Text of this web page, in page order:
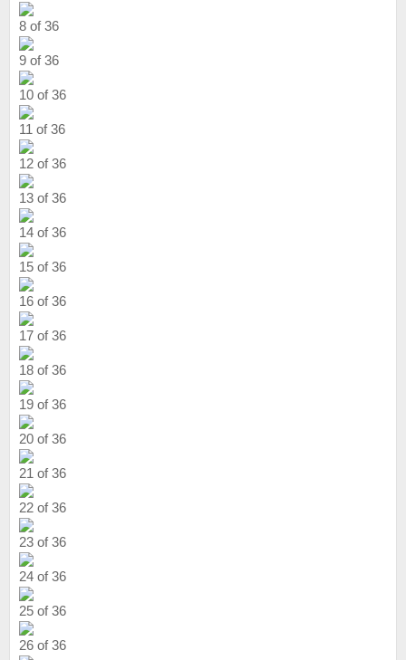
8 of 36
9 of 36
10 of 36
11 of 36
12 of 36
13 of 36
14 of 36
15 of 36
16 of 36
17 of 36
18 of 36
19 of 36
20 of 36
21 of 36
22 of 36
23 of 36
24 of 36
25 of 36
26 of 36